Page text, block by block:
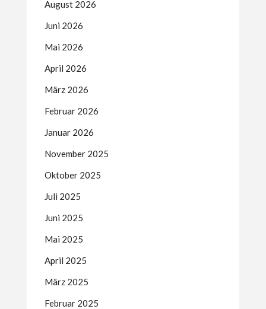
August 2026
Juni 2026
Mai 2026
April 2026
März 2026
Februar 2026
Januar 2026
November 2025
Oktober 2025
Juli 2025
Juni 2025
Mai 2025
April 2025
März 2025
Februar 2025